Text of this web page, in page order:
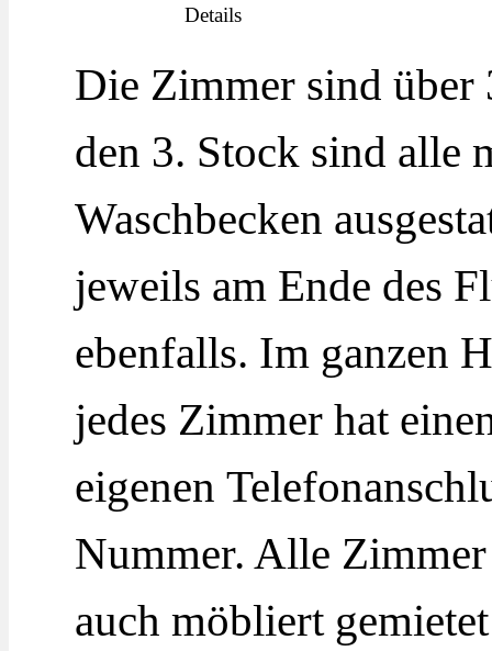
Details
Die Zimmer sind über
den 3. Stock sind alle
Waschbecken
jeweils am Ende des
ebenfalls. Im ganzen
jedes Zimmer hat
eigenen
Nummer. Alle
auch möbliert